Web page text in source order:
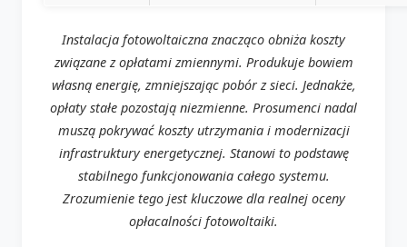
Instalacja fotowoltaiczna znacząco obniża koszty
związane z opłatami zmiennymi. Produkuje bowiem
własną energię, zmniejszając pobór z sieci. Jednakże,
opłaty stałe pozostają niezmienne. Prosumenci nadal
muszą pokrywać koszty utrzymania i modernizacji
infrastruktury energetycznej. Stanowi to podstawę
stabilnego funkcjonowania całego systemu.
Zrozumienie tego jest kluczowe dla realnej oceny
opłacalności fotowoltaiki.